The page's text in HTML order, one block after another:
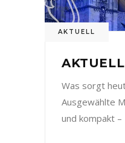
AKTUELL
Was sorgt
Ausgewählte
und kompakt –